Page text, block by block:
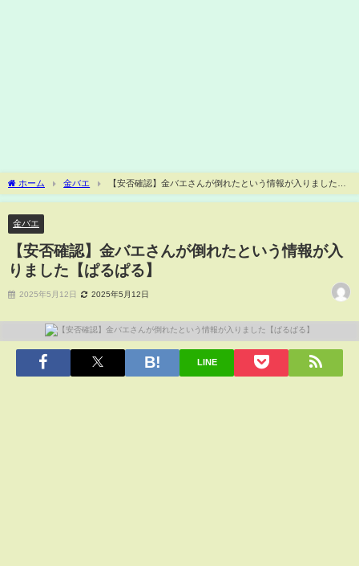
ホーム 金バエ
【安否確認】金バエさんが倒れたという情報が入りました
【ぱるぱる】
金バエ
【安否確認】金バエさんが倒れたという情報が入
りました【ぱるぱる】
2025年5月12日 2025年5月12日
LINE